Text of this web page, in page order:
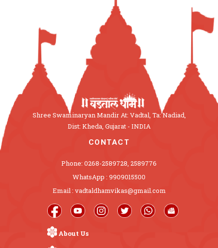
Shree Swaminaryan Mandir At: Vadtal, Ta: Nadiad,
Dist: Kheda, Gujarat - INDIA
CONTACT
Phone: 0268-2589728, 2589776
WhatsApp : 9909015500
Email : vadtaldhamvikas@gmail.com
About Us